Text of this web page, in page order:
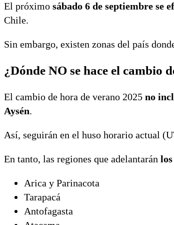
El próximo sábado 6 de septiembre se
Chile.
Sin embargo, existen zonas del país
¿Dónde NO se hace el cambio
El cambio de hora de verano 2025 no
Aysén.
Así, seguirán en el huso horario actual
En tanto, las regiones que adelantarán
Arica y Parinacota
Tarapacá
Antofagasta